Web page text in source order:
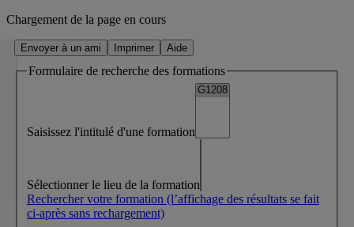
Chargement de la page en cours
Envoyer à un ami Imprimer Aide
Formulaire de recherche des formations
Saisissez l'intitulé d'une formation
Sélectionner le lieu de la formation
Rechercher votre formation (l’affichage des résultats se fait
ci-après sans rechargement)